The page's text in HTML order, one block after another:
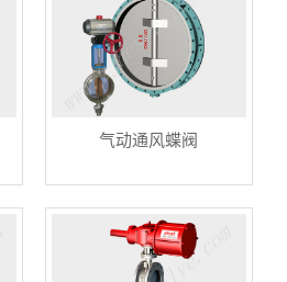
气动通风蝶阀